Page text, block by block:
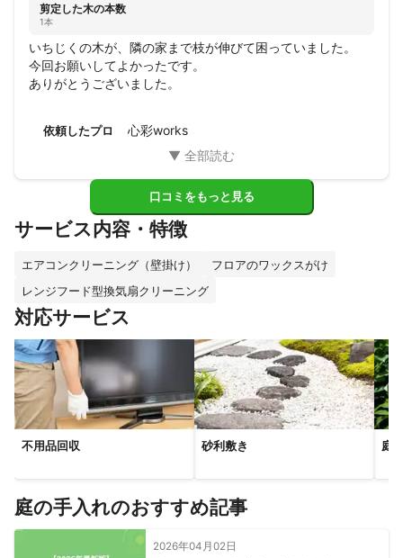
剪定した木の本数
1本
いちじくの木が、隣の家まで枝が伸びて困っていました。
今回お願いしてよかったです。
ありがとうございました。
依頼したプロ 心彩works
口コミをもっと見る
サービス内容・特徴
エアコンクリーニング（壁掛け）
フロアのワックスがけ
レンジフード型換気扇クリーニング
対応サービス
不用品回収 砂利敷き 庭
庭の手入れのおすすめ記事
2026年04月02日